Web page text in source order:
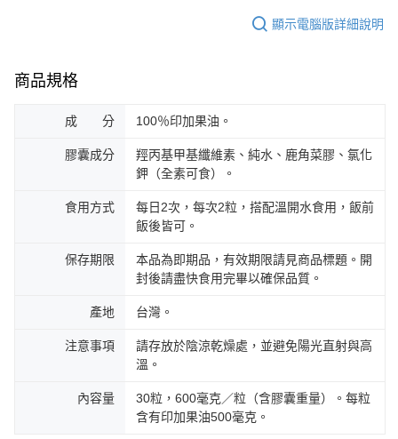
顯示電腦版詳細說明
商品規格
成 分 100％印加果油。
膠囊成分
羥丙基甲基纖維素、純水、鹿角菜膠、氯化
鉀（全素可食）。
食用方式
每日2次，每次2粒，搭配溫開水食用，飯前
飯後皆可。
保存期限
本品為即期品，有效期限請見商品標題。開
封後請盡快食用完畢以確保品質。
產地 台灣。
注意事項
請存放於陰涼乾燥處，並避免陽光直射與高
溫。
內容量
30粒，600毫克／粒（含膠囊重量）。每粒
含有印加果油500毫克。